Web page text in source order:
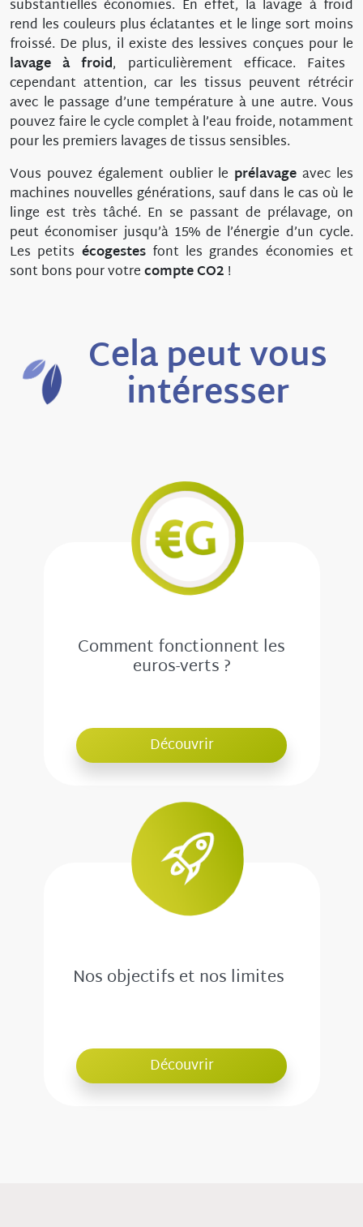
substantielles économies. En effet, la lavage à froid
rend les couleurs plus éclatantes et le linge sort moins
froissé. De plus, il existe des lessives conçues pour le
lavage à froid, particulièrement efficace. Faites
cependant attention, car les tissus peuvent rétrécir
avec le passage d’une température à une autre. Vous
pouvez faire le cycle complet à l’eau froide, notamment
pour les premiers lavages de tissus sensibles.
Vous pouvez également oublier le prélavage avec les
machines nouvelles générations, sauf dans le cas où le
linge est très tâché. En se passant de prélavage, on
peut économiser jusqu’à 15% de l’énergie d’un cycle.
Les petits écogestesfont les grandes économies et
sont bons pour votrecompte CO2 !
Cela peut vous
intéresser
Comment fonctionnent les
euros-verts ?
Découvrir
Nos objectifs et nos limites
Découvrir